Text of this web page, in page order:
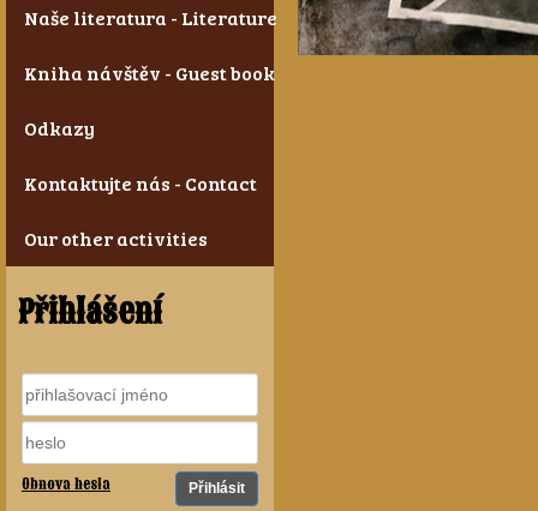
Naše literatura - Literature
Kniha návštěv - Guest book
Odkazy
Kontaktujte nás - Contact
Our other activities
Přihlášení
Obnova hesla